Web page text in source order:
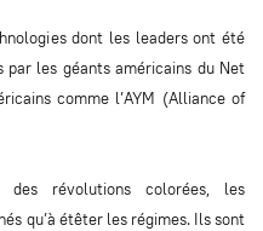
dont les leaders ont été
par les géants américains du Net
comme l’AYM (Alliance of
révolutions colorées, les
qu’à étêter les régimes. Ils sont